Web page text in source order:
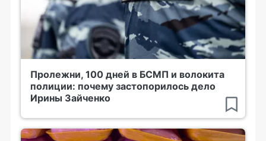
Пролежни, 100 дней в БСМП и волокита
полиции: почему застопорилось дело
Ирины Зайченко